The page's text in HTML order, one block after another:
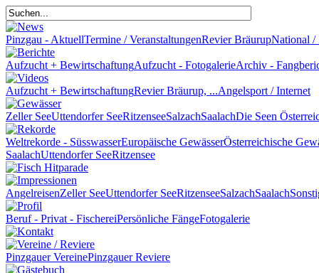
Pinzgau - AktuellTermine / VeranstaltungenRevier BräurupNational /
Aufzucht + BewirtschaftungAufzucht - FotogalerieArchiv -
Aufzucht + BewirtschaftungRevier Bräurup, ...Angelsport / Internet
Zeller SeeUttendorfer SeeRitzenseeSalzachSaalachDie Seen
Weltrekorde - SüsswasserEuropäische GewässerÖsterreichische
SaalachUttendorfer SeeRitzensee
AngelreisenZeller SeeUttendorfer SeeRitzenseeSalzachSaalach
Beruf - Privat - FischereiPersönliche FängeFotogalerie
Pinzgauer VereinePinzgauer Reviere